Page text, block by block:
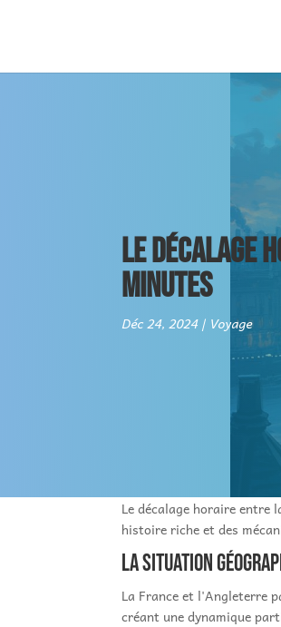
LE DÉCALAGE
MINUTES
Déc 24, 2024 Voyage
Le décalage horaire entre
histoire riche et des
La situation
La France et l'Angleterre
créant une dynamique